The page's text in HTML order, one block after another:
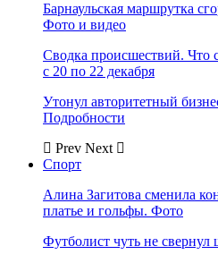
Барнаульская маршрутка
Фото и видео
Сводка происшествий. Что
с 20 по 22 декабря
Утонул авторитетный
Подробности
Prev Next
Спорт
Алина Загитова сменила
платье и гольфы. Фото
Футболист чуть не свернул